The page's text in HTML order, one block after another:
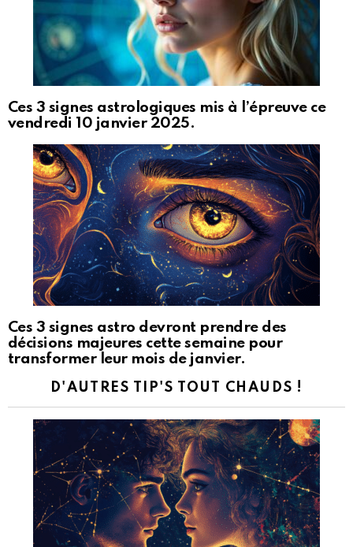
Ces 3 signes astrologiques mis à l’épreuve ce
vendredi 10 janvier 2025.
Ces 3 signes astro devront prendre des
décisions majeures cette semaine pour
transformer leur mois de janvier.
D'AUTRES TIP'S TOUT CHAUDS !